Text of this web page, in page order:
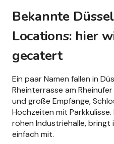
Bekannte
Locations: hier
gecatert
Ein paar Namen fallen in
Rheinterrasse am
und große Empfänge,
Hochzeiten mit Parkkulisse.
rohen Industriehalle, bringt
einfach mit.